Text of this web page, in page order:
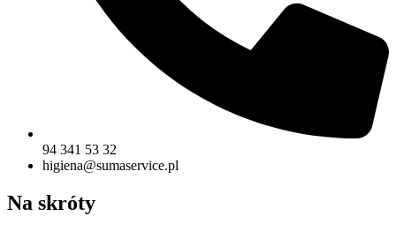
94 341 53 32
higiena@sumaservice.pl
Na skróty